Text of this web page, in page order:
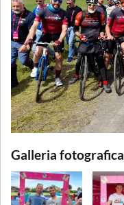
Galleria fotografica